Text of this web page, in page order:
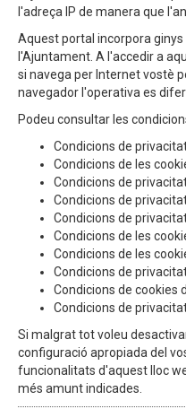
l'adreça IP de manera que
Aquest portal incorpora ginys
l'Ajuntament. A l'accedir a
si navega per Internet vostè
navegador l'operativa es
Podeu consultar les
Condicions de
Condicions de les
Condicions de
Condicions de
Condicions de
Condicions de les
Condicions de les
Condicions de
Condicions de
Condicions de
Si malgrat tot voleu
configuració apropiada del
funcionalitats d'aquest lloc
més amunt indicades.